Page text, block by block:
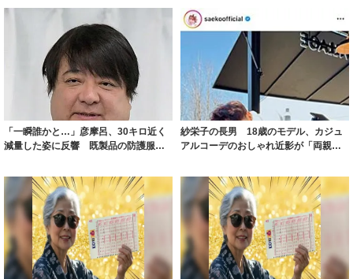
「一瞬誰かと…」彦摩呂、30キロ近く
減量した姿に反響 既製品の防護服が
紗栄子の長男 18歳のモデル、カジュ
アルコーデのおしゃれ近影が「両親の